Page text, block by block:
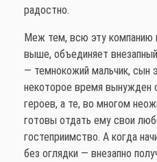
радостно.
Меж тем, всю эту компанию
выше, объединяет
— темнокожий мальчик, сын
некоторое время вынужден
героев, а те, во многом
готовы отдать ему свои
гостеприимство. А когда
без оглядки — внезапно